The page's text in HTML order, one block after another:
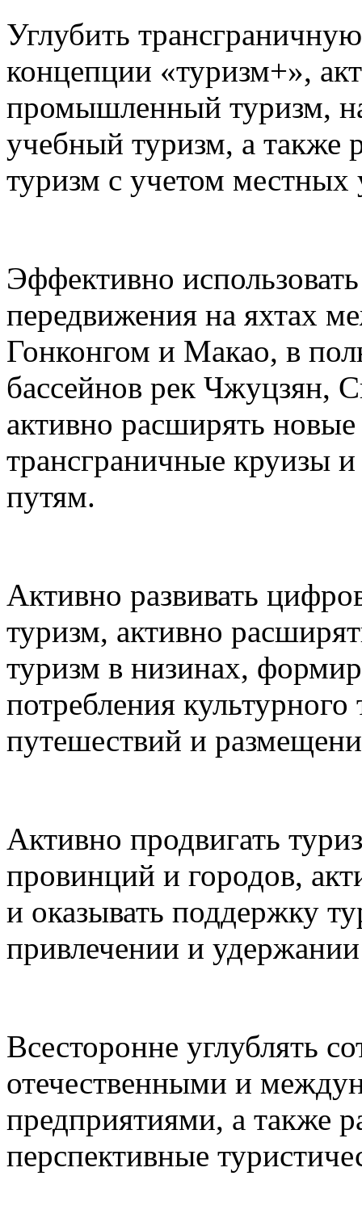
Углубить
концепции «туризм+»,
промышленный туризм,
учебный туризм, а также
туризм с учетом местных
Эффективно
передвижения на яхтах
Гонконгом и Макао, в
бассейнов рек Чжуцзян,
активно расширять
трансграничные круизы
путям.
Активно развивать
туризм, активно
туризм в низинах,
потребления
путешествий и
Активно продвигать
провинций и городов,
и оказывать поддержку
привлечении и
Всесторонне углублять
отечественными и
предприятиями, а также
перспективные